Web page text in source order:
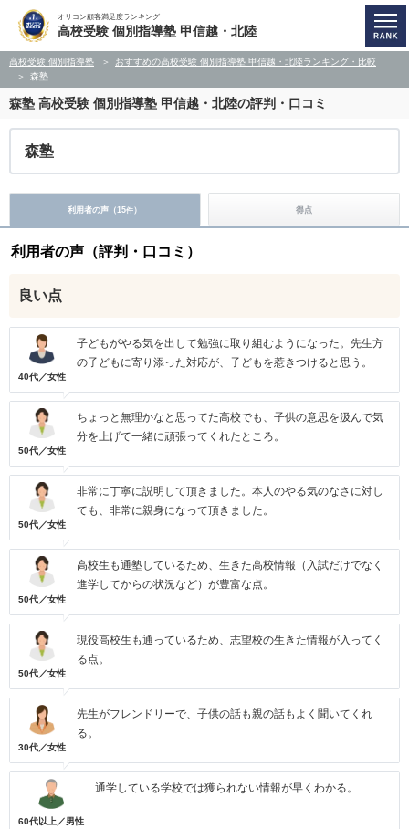
オリコン顧客満足度ランキング
高校受験 個別指導塾 甲信越・北陸
高校受験 個別指導塾
おすすめの高校受験 個別指導塾 甲信越・北陸ランキング・比較
森塾
森塾 高校受験 個別指導塾 甲信越・北陸の評判・口コミ
森塾
利用者の声（15件） 得点
利用者の声（評判・口コミ）
良い点
40代／女性
子どもがやる気を出して勉強に取り組むようになった。先生方
の子どもに寄り添った対応が、子どもを惹きつけると思う。
50代／女性
ちょっと無理かなと思ってた高校でも、子供の意思を汲んで気
分を上げて一緒に頑張ってくれたところ。
50代／女性
非常に丁寧に説明して頂きました。本人のやる気のなさに対し
ても、非常に親身になって頂きました。
50代／女性
高校生も通塾しているため、生きた高校情報（入試だけでなく
進学してからの状況など）が豊富な点。
50代／女性
現役高校生も通っているため、志望校の生きた情報が入ってく
る点。
30代／女性
先生がフレンドリーで、子供の話も親の話もよく聞いてくれ
る。
60代以上／男性
通学している学校では獲られない情報が早くわかる。